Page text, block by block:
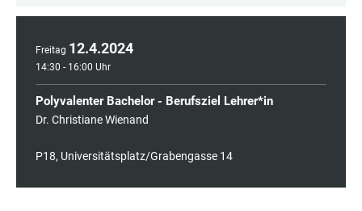
Freitag 12.4.2024
14:30 - 16:00 Uhr
Polyvalenter Bachelor - Berufsziel Lehrer*in
Dr. Christiane Wienand
P18, Universitätsplatz/Grabengasse 14